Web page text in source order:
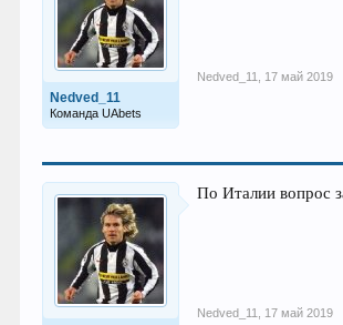
Nedved_11
Команда UAbets
Nedved_11 17 май 2019
По Италии вопрос
Nedved_11 17 май 2019